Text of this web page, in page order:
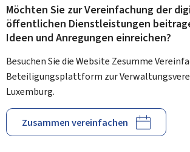
Möchten Sie zur Vereinfachung der
öffentlichen Dienstleistungen
Ideen und Anregungen einreichen?
Besuchen Sie die Website Zesumme
Beteiligungsplattform zur
Luxemburg.
Zusammen vereinfachen